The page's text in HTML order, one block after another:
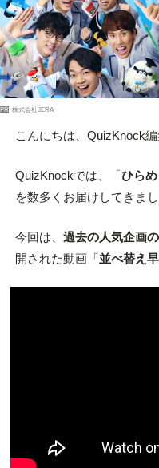
PR 株式会社JERA
こんにちは、QuizKnock編
QuizKnockでは、「ひらめ
を数多くお届けしてきまし
今回は、 過去の人気企画の
開された動画「並べ替え